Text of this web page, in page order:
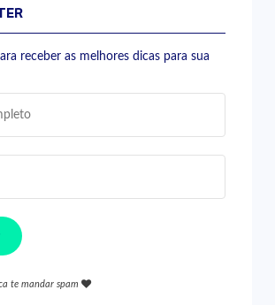
receber as melhores dicas para sua
te mandar spam